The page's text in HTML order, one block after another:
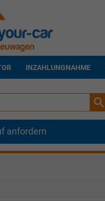
INZAHLUNGNAHME
anfordern